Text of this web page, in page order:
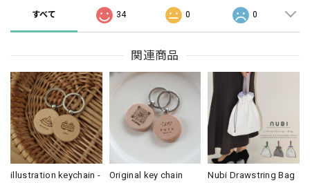
すべて 34 0 0
関連商品
illustration keychain -
Original key chain
Nubi Drawstring Bag